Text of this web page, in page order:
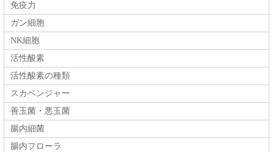
免疫力
ガン細胞
NK細胞
活性酸素
活性酸素の種類
スカベンジャー
善玉菌・悪玉菌
腸内細菌
腸内フローラ